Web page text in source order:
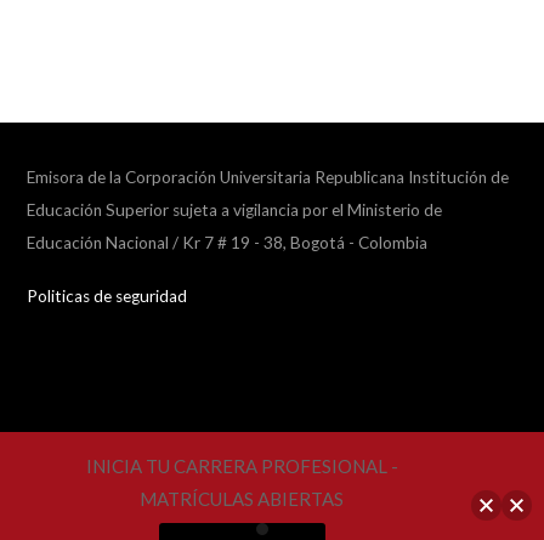
Emisora de la Corporación Universitaria Republicana Institución de
Educación Superior sujeta a vigilancia por el Ministerio de
Educación Nacional / Kr 7 # 19 - 38, Bogotá - Colombia
Politicas de seguridad
INICIA TU CARRERA PROFESIONAL -
MATRÍCULAS ABIERTAS